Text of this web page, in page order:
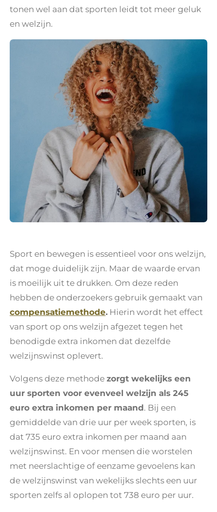
tonen wel aan dat sporten leidt tot meer geluk
en welzijn.
Sport en bewegen is essentieel voor ons welzijn,
dat moge duidelijk zijn. Maar de waarde ervan
is moeilijk uit te drukken. Om deze reden
hebben de onderzoekers gebruik gemaakt van
compensatiemethode. Hierin wordt het effect
van sport op ons welzijn afgezet tegen het
benodigde extra inkomen dat dezelfde
welzijnswinst oplevert.
Volgens deze methode zorgt wekelijks een
uur sporten voor evenveel welzijn als 245
euro extra inkomen per maand. Bij een
gemiddelde van drie uur per week sporten, is
dat 735 euro extra inkomen per maand aan
welzijnswinst. En voor mensen die worstelen
met neerslachtige of eenzame gevoelens kan
de welzijnswinst van wekelijks slechts een uur
sporten zelfs al oplopen tot 738 euro per uur.